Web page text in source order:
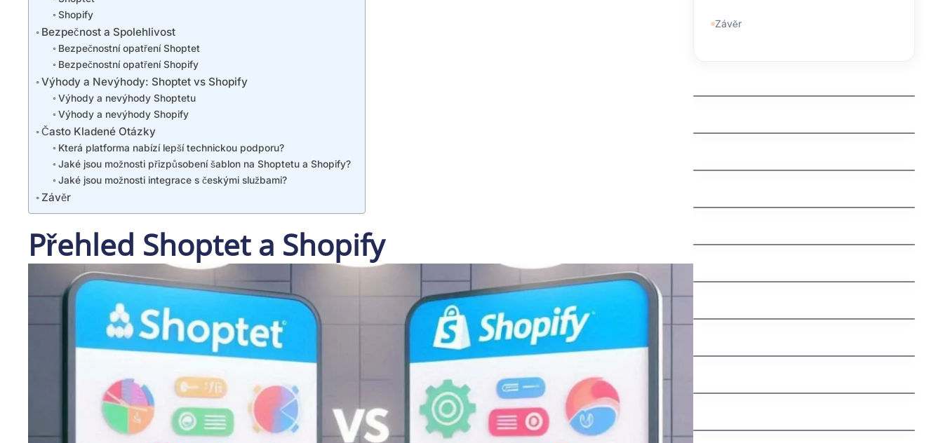
Shopify
Bezpečnost a Spolehlivost
Bezpečnostní opatření Shoptet
Bezpečnostní opatření Shopify
Výhody a Nevýhody: Shoptet vs Shopify
Výhody a nevýhody Shoptetu
Výhody a nevýhody Shopify
Často Kladené Otázky
Která platforma nabízí lepší technickou podporu?
Jaké jsou možnosti přizpůsobení šablon na Shoptetu a Shopify?
Jaké jsou možnosti integrace s českými službami?
Závěr
Přehled Shoptet a Shopify
Závěr